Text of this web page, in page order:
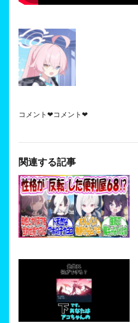
コメント❤コメント❤
関連する記事